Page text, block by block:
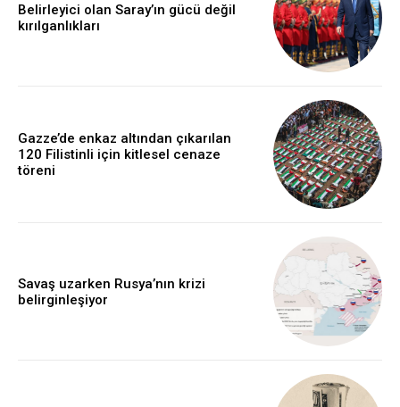
Belirleyici olan Saray’ın gücü değil
kırılganlıkları
Gazze’de enkaz altından çıkarılan
120 Filistinli için kitlesel cenaze
töreni
Savaş uzarken Rusya’nın krizi
belirginleşiyor